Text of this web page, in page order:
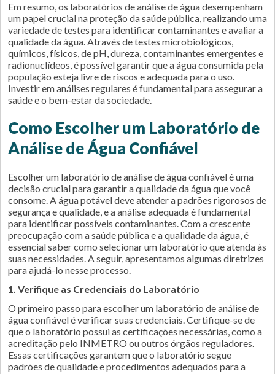
Em resumo, os laboratórios de análise de água desempenham
um papel crucial na proteção da saúde pública, realizando uma
variedade de testes para identificar contaminantes e avaliar a
qualidade da água. Através de testes microbiológicos,
químicos, físicos, de pH, dureza, contaminantes emergentes e
radionuclídeos, é possível garantir que a água consumida pela
população esteja livre de riscos e adequada para o uso.
Investir em análises regulares é fundamental para assegurar a
saúde e o bem-estar da sociedade.
Como Escolher um Laboratório de
Análise de Água Confiável
Escolher um laboratório de análise de água confiável é uma
decisão crucial para garantir a qualidade da água que você
consome. A água potável deve atender a padrões rigorosos de
segurança e qualidade, e a análise adequada é fundamental
para identificar possíveis contaminantes. Com a crescente
preocupação com a saúde pública e a qualidade da água, é
essencial saber como selecionar um laboratório que atenda às
suas necessidades. A seguir, apresentamos algumas diretrizes
para ajudá-lo nesse processo.
1. Verifique as Credenciais do Laboratório
O primeiro passo para escolher um laboratório de análise de
água confiável é verificar suas credenciais. Certifique-se de
que o laboratório possui as certificações necessárias, como a
acreditação pelo INMETRO ou outros órgãos reguladores.
Essas certificações garantem que o laboratório segue
padrões de qualidade e procedimentos adequados para a